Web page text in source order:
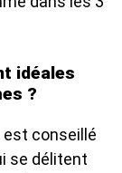
idéales
?
est conseillé
se délitent